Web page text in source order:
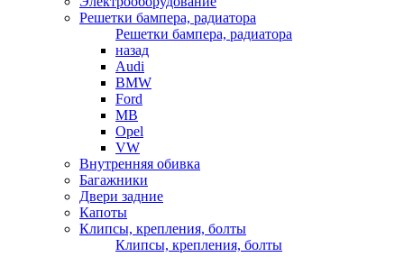
Решетки бампера, радиатора
Решетки бампера, радиатора
назад
Audi
BMW
Ford
MB
Opel
VW
Внутренняя обивка
Багажники
Двери задние
Капоты
Клипсы, крепления, болты
Клипсы, крепления, болты